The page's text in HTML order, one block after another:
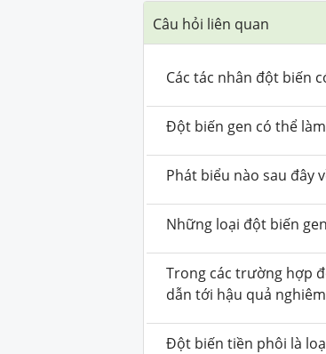
Câu hỏi liên quan
Các tác nhân đột biến
Đột biến gen có thể
Phát biểu nào sau đây
Những loại đột biến
Trong các trường hợp
dẫn tới hậu quả
Đột biến tiền phôi là